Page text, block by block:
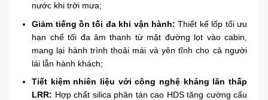
nước khi trời mưa;
Giảm tiếng ồn tối đa khi vận hành: Thiết kế lốp tối ưu
hạn chế tối đa âm thanh từ mặt đường lọt vào cabin,
mang lại hành trình thoải mái và yên tĩnh cho cả người
lái lẫn hành khách;
Tiết kiệm nhiên liệu với công nghệ kháng lăn thấp
LRR: Hợp chất silica phân tán cao HDS tăng cường cấu